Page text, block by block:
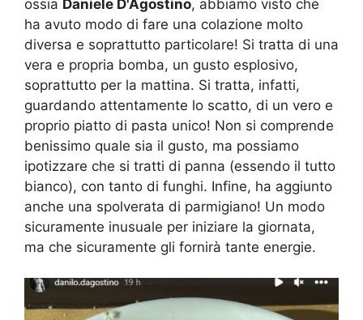
ossia Daniele D'Agostino, abbiamo visto che
ha avuto modo di fare una colazione molto
diversa e soprattutto particolare! Si tratta di una
vera e propria bomba, un gusto esplosivo,
soprattutto per la mattina. Si tratta, infatti,
guardando attentamente lo scatto, di un vero e
proprio piatto di pasta unico! Non si comprende
benissimo quale sia il gusto, ma possiamo
ipotizzare che si tratti di panna (essendo il tutto
bianco), con tanto di funghi. Infine, ha aggiunto
anche una spolverata di parmigiano! Un modo
sicuramente inusuale per iniziare la giornata,
ma che sicuramente gli fornirà tante energie.